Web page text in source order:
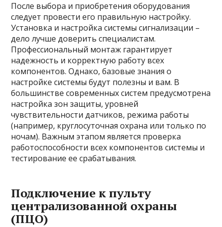
После выбора и приобретения оборудования
следует провести его правильную настройку.
Установка и настройка системы сигнализации –
дело лучше доверить специалистам.
Профессиональный монтаж гарантирует
надежность и корректную работу всех
компонентов. Однако, базовые знания о
настройке системы будут полезны и вам. В
большинстве современных систем предусмотрена
настройка зон защиты, уровней
чувствительности датчиков, режима работы
(например, круглосуточная охрана или только по
ночам). Важным этапом является проверка
работоспособности всех компонентов системы и
тестирование ее срабатывания.
Подключение к пульту
централизованной охраны
(ПЦО)